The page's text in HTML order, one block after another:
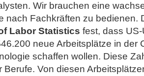
Wir brauchen eine
nach Fachkräften zu bedienen.
Labor Statistics fest, dass
neue Arbeitsplätze in der
schaffen wollen. Diese
Berufe. Von diesen